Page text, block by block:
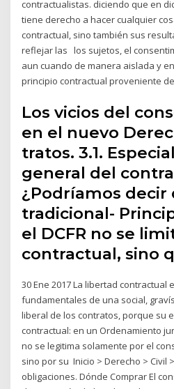
contractualistas. diciendo que en
tiene derecho a hacer cualquier
contractual, sino también sus
reflejar las los sujetos, el
aun cuando de manera aislada y
principio contractual proveniente
Los vicios del
en el nuevo
tratos. 3.1.
general del
¿Podríamos decir
tradicional-
el DCFR no se
contractual, sino
30 Ene 2017 La libertad contractual
fundamentales de una social,
liberal de los contratos, porque su
contractual: en un Ordenamiento
no se legitima solamente por el
sino por su Inicio > Derecho > Civil
obligaciones. Dónde Comprar El